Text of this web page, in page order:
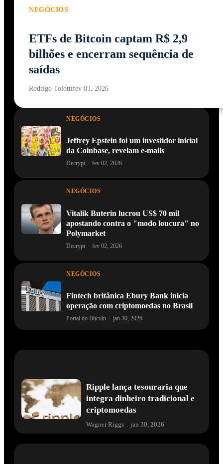
NEGÓCIOS
ETFs de Bitcoin captam R$ 2,9
bilhões e encerram sequência de
saídas
Rodrigo Tolottifev 03, 2026
NEGÓCIOS
Jeffrey Epstein foi um investidor inicial
da Coinbase, revelam e-mails
Decrypt · fev 02, 2026
NEGÓCIOS
Vitalik Buterin lucrou US$ 70 mil
apostando contra o "modo loucura" no
Polymarket
Decrypt · fev 02, 2026
NEGÓCIOS
Fintech britânica Ebury Bank inicia
operação com criptomoedas no Brasil
Portal do Bitcoin · jan 30, 2026
Ripple lança tesouraria que
integra dinheiro tradicional e
criptomoedas
Wagner Riggs jan 30, 2026